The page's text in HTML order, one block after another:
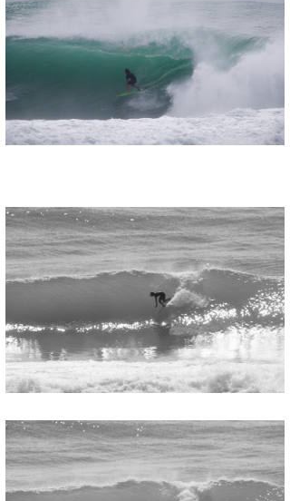
DELTA FORCE SURF
NOBUFUKU
喜納海人
G◎Da
KID
KOBU
MIN
mitz
S.K